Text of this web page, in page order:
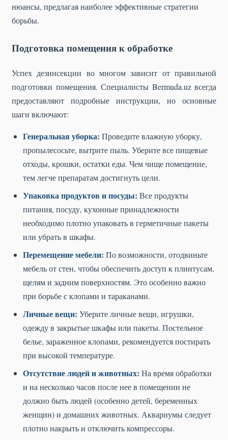
нюансы, предлагая наиболее эффективные стратегии
борьбы.
Подготовка помещения к обработке
Успех дезинсекции во многом зависит от правильной
подготовки помещения. Специалисты Bermuda.uz всегда
предоставляют подробные инструкции, но основные
шаги включают:
Генеральная уборка: Проведите влажную уборку,
пропылесосьте, вытрите пыль. Уберите все пищевые
отходы, крошки, остатки еды. Чем чище помещение,
тем легче препаратам достигнуть цели.
Упаковка продуктов и посуды: Все продукты
питания, посуду, кухонные принадлежности
необходимо плотно упаковать в герметичные пакеты
или убрать в шкафы.
Перемещение мебели: По возможности, отодвиньте
мебель от стен, чтобы обеспечить доступ к плинтусам,
щелям и задним поверхностям. Это особенно важно
при борьбе с клопами и тараканами.
Личные вещи: Уберите личные вещи, игрушки,
одежду в закрытые шкафы или пакеты. Постельное
белье, зараженное клопами, рекомендуется постирать
при высокой температуре.
Отсутствие людей и животных: На время обработки
и на несколько часов после нее в помещении не
должно быть людей (особенно детей, беременных
женщин) и домашних животных. Аквариумы следует
плотно накрыть и отключить компрессоры.